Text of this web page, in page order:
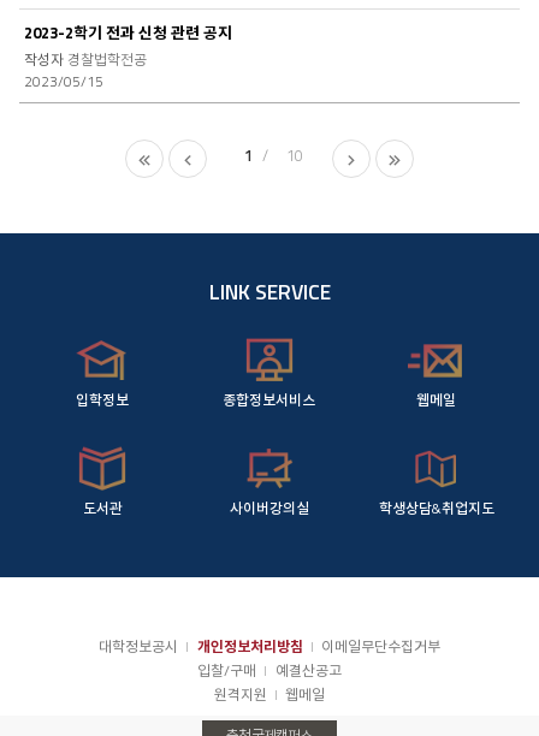
2023-2학기 전과 신청 관련 공지
경찰법학전공
2023/05/15
1 10
LINK SERVICE
입학정보 종합정보서비스 웹메일
도서관 사이버강의실 학생상담&취업지도
대학정보공시 개인정보처리방침
이메일무단수집거부
입찰/구매
예결산공고
원격지원
웹메일